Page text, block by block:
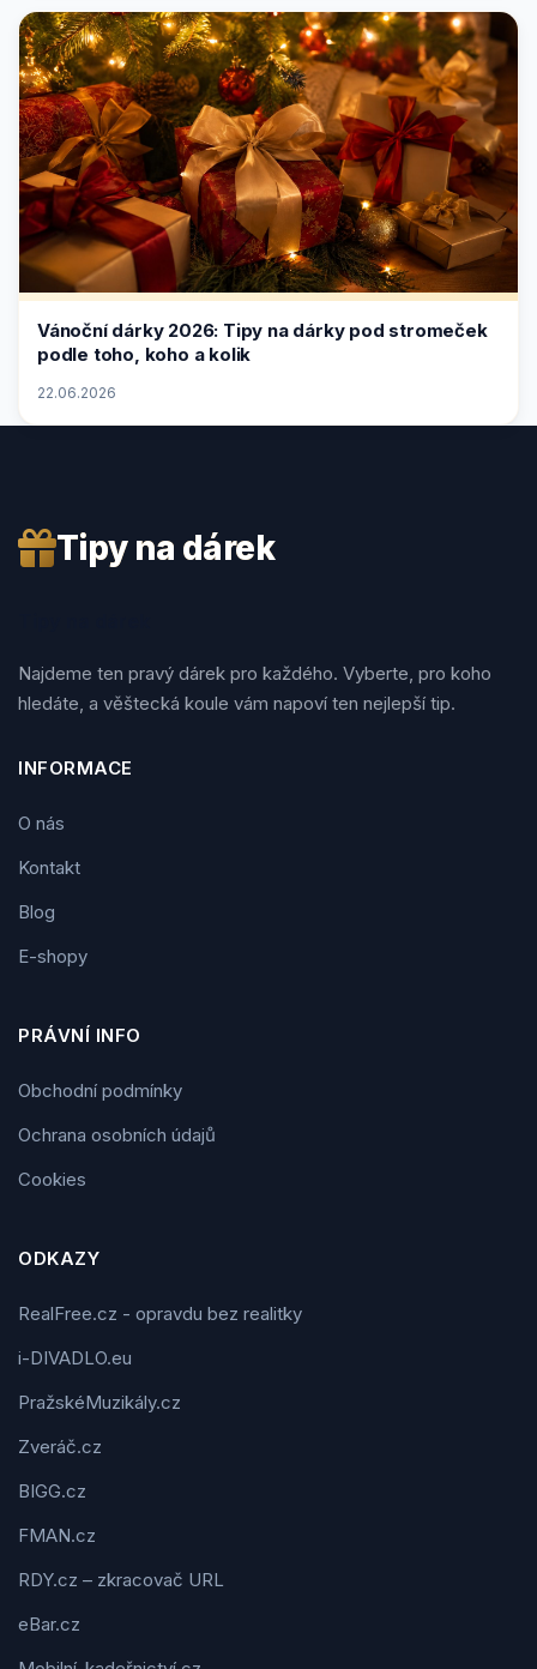
Vánoční dárky 2026: Tipy na dárky pod stromeček
podle toho, koho a kolik
22.06.2026
Tipy na dárek
Najdeme ten pravý dárek pro každého. Vyberte, pro koho
hledáte, a věštecká koule vám napoví ten nejlepší tip.
INFORMACE
O nás
Kontakt
Blog
E-shopy
PRÁVNÍ INFO
Obchodní podmínky
Ochrana osobních údajů
Cookies
ODKAZY
RealFree.cz - opravdu bez realitky
i-DIVADLO.eu
PražskéMuzikály.cz
Zveráč.cz
BIGG.cz
FMAN.cz
RDY.cz – zkracovač URL
eBar.cz